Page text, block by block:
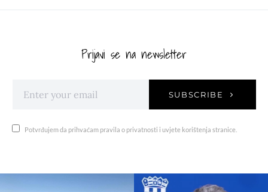
Prijavi se na newsletter
SUBSCRIBE
Potvrđujem da prihvaćam pravila o privatnosti i uvjete korištenja stranice.